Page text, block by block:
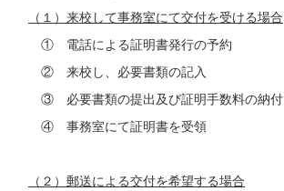
（１）来校して事務室にて交付を受ける場合
① 電話による証明書発行の予約
② 来校し、必要書類の記入
③ 必要書類の提出及び証明手数料の納付
④ 事務室にて証明書を受領
（２）郵送による交付を希望する場合